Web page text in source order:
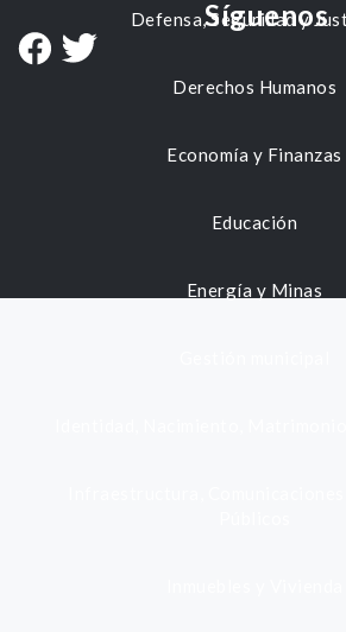
Defensa, Seguridad y
Derechos Humanos
Economía y Finanzas
Educación
Energía y Minas
Síguenos